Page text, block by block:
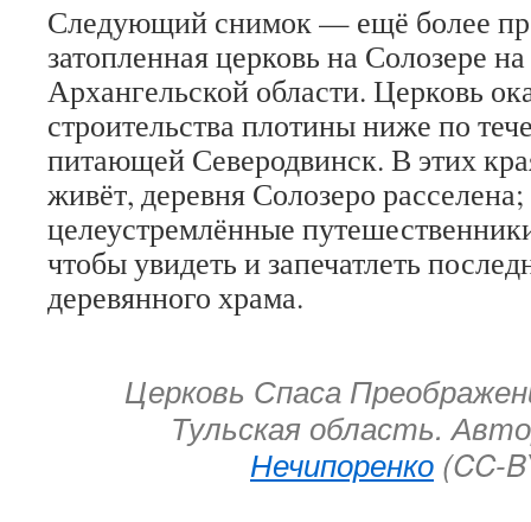
Следующий снимок — ещё более
затопленная церковь на Солозере
Архангельской области. Церковь
строительства плотины ниже по
питающей Северодвинск. В этих
живёт, деревня Солозеро
целеустремлённые
чтобы увидеть и запечатлеть
деревянного храма.
Церковь Спаса
Тульская область.
Нечипоренко (CC-